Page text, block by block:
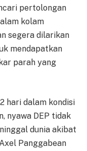
pertolongan
kolam
segera dilarikan
mendapatkan
parah yang
hari dalam kondisi
nyawa DEP tidak
dunia akibat
Panggabean